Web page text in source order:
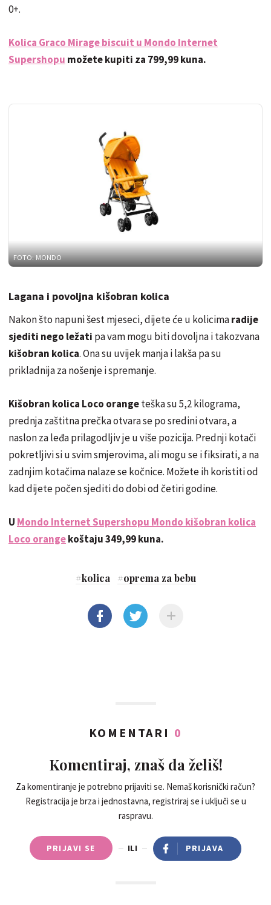
0+.
Kolica Graco Mirage biscuit u Mondo Internet
Supershopu možete kupiti za 799,99 kuna.
FOTO: MONDO
Lagana i povoljna kišobran kolica
Nakon što napuni šest mjeseci, dijete će u kolicimaradije
sjediti nego ležati pa vam mogu biti dovoljna i takozvana
kišobran kolica. Ona su uvijek manja i lakša pa su
prikladnija za nošenje i spremanje.
Kišobran kolica Loco orangeteška su 5,2 kilograma,
prednja zaštitna prečka otvara se po sredini otvara, a
naslon za leđa prilagodljiv je u više pozicija. Prednji kotači
pokretljivi si u svim smjerovima, ali mogu se i fiksirati, a na
zadnjim kotačima nalaze se kočnice. Možete ih koristiti od
kad dijete počen sjediti do dobi od četiri godine.
U Mondo Internet Supershopu Mondo kišobran kolica
Loco orangekoštaju 349,99 kuna.
#kolica #oprema za bebu
KOMENTARI 0
Komentiraj, znaš da želiš!
Za komentiranje je potrebno prijaviti se. Nemaš korisnički račun?
Registracija je brza i jednostavna, registriraj se i uključi se u
raspravu.
PRIJAVI SE ILI PRIJAVA